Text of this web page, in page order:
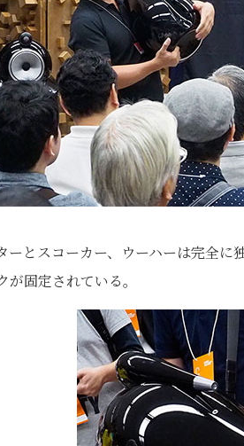
ーとスコーカー、ウーハーは完全
固定されている。